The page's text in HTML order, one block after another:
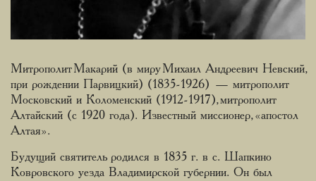
Митрополит Макарий (в миру Михаил Андреевич Невский,
при рождении Парвицкий) (1835-1926) — митрополит
Московский и Коломенский (1912-1917), митрополит
Алтайский (с 1920 года). Известный миссионер, «апостол
Алтая».
Будущий святитель родился в 1835 г. в с. Шапкино
Ковровского уезда Владимирской губернии. Он был